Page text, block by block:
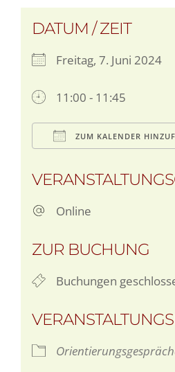
DATUM / ZEIT
Freitag, 7. Juni 2024
11:00 - 11:45
ZUM KALENDER
Online
ZUR BUCHUNG
Buchungen